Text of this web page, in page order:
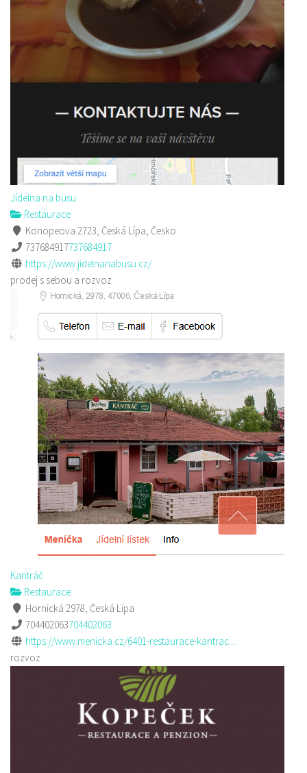
Jídelna na busu
Restaurace
Konopeova 2723, Česká Lípa, Česko
737684917737684917
https://www.jidelnanabusu.cz/
prodej s sebou a rozvoz
Kantráč
Restaurace
Hornická 2978, Česká Lípa
704402063704402063
https://www.menicka.cz/6401-restaurace-kantrac....
rozvoz